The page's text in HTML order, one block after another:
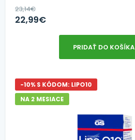
23,14€
22,99€
PRIDAŤ DO KOŠÍKA
-10% S KÓDOM: LIPO10
NA 2 MESIACE